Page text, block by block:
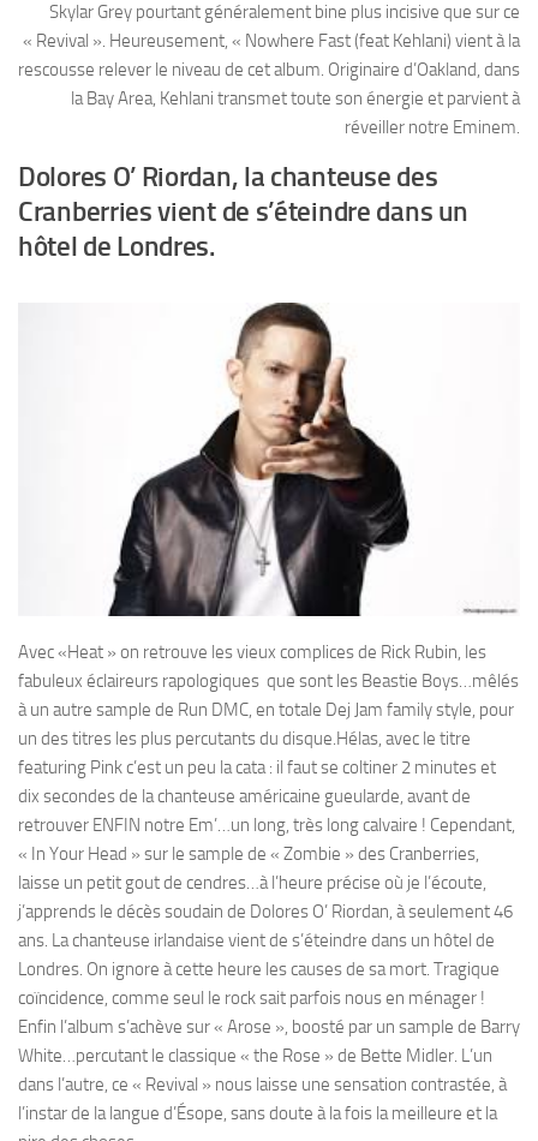
Skylar Grey pourtant généralement bine plus incisive que sur ce
« Revival ». Heureusement, « Nowhere Fast (feat Kehlani) vient à la
rescousse relever le niveau de cet album. Originaire d’Oakland, dans
la Bay Area, Kehlani transmet toute son énergie et parvient à
réveiller notre Eminem.
Dolores O’ Riordan, la chanteuse des
Cranberries vient de s’éteindre dans un
hôtel de Londres.
Avec «Heat » on retrouve les vieux complices de Rick Rubin, les
fabuleux éclaireurs rapologiques que sont les Beastie Boys…mêlés
à un autre sample de Run DMC, en totale Dej Jam family style, pour
un des titres les plus percutants du disque.Hélas, avec le titre
featuring Pink c’est un peu la cata : il faut se coltiner 2 minutes et
dix secondes de la chanteuse américaine gueularde, avant de
retrouver ENFIN notre Em’…un long, très long calvaire ! Cependant,
« In Your Head » sur le sample de « Zombie » des Cranberries,
laisse un petit gout de cendres…à l’heure précise où je l’écoute,
j’apprends le décès soudain de Dolores O’ Riordan, à seulement 46
ans. La chanteuse irlandaise vient de s’éteindre dans un hôtel de
Londres. On ignore à cette heure les causes de sa mort. Tragique
coïncidence, comme seul le rock sait parfois nous en ménager !
Enfin l’album s’achève sur « Arose », boosté par un sample de Barry
White…percutant le classique « the Rose » de Bette Midler. L’un
dans l’autre, ce « Revival » nous laisse une sensation contrastée, à
l’instar de la langue d’Ésope, sans doute à la fois la meilleure et la